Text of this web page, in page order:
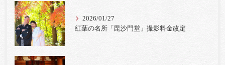
2026/01/27
紅葉の名所「毘沙門堂」撮影料金改定